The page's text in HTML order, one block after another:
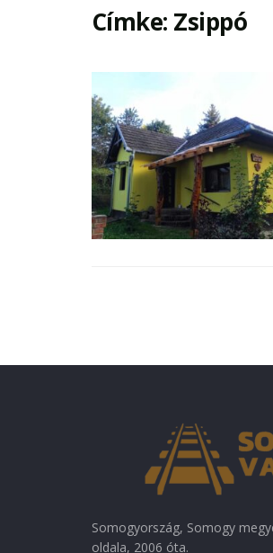
Címke: Zsippó
Somogyország, Somogy
oldala, 2006 óta.